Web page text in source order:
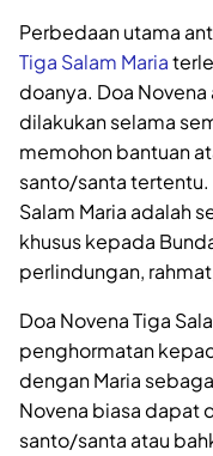
Perbedaan utama
Tiga Salam Maria
doanya. Doa
dilakukan selama
memohon bantuan
santo/santa tertentu.
Salam Maria adalah
khusus kepada
perlindungan,
Doa Novena Tiga
penghormatan
dengan Maria
Novena biasa dapat
santo/santa atau